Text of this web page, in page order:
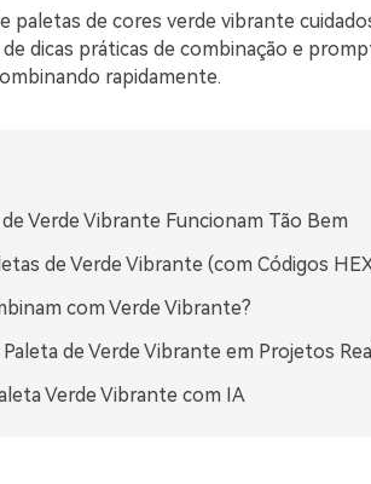
paletas de cores verde vibrante
dicas práticas de combinação e
rapidamente.
Verde Vibrante Funcionam Tão Bem
de Verde Vibrante (com Códigos
com Verde Vibrante?
de Verde Vibrante em Projetos
Verde Vibrante com IA